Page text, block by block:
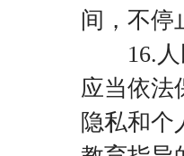
间，不停
16.
应当依法
隐私和个